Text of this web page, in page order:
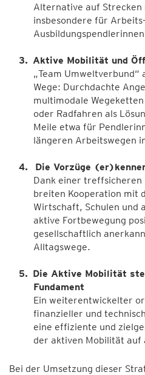
Alternative auf
insbesondere für
Aktive Mobilität und
„Team
Wege: Durchdachte
multimodale
oder Radfahren als
Meile etwa für
längeren Arbeitswegen
Die Vorzüge
Dank einer treffsicheren
breiten Kooperation mit
Wirtschaft, Schulen und
aktive Fortbewegung
gesellschaftlich
Alltagswege.
Die Aktive Mobilität
Fundament
Ein weiterentwickelter
ﬁnanzieller und
eine efﬁziente und
der aktiven Mobilität auf
Bei der Umsetzung dieser